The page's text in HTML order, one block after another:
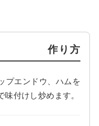
作り方
プエンドウ、ハムを
付けし炒めます。